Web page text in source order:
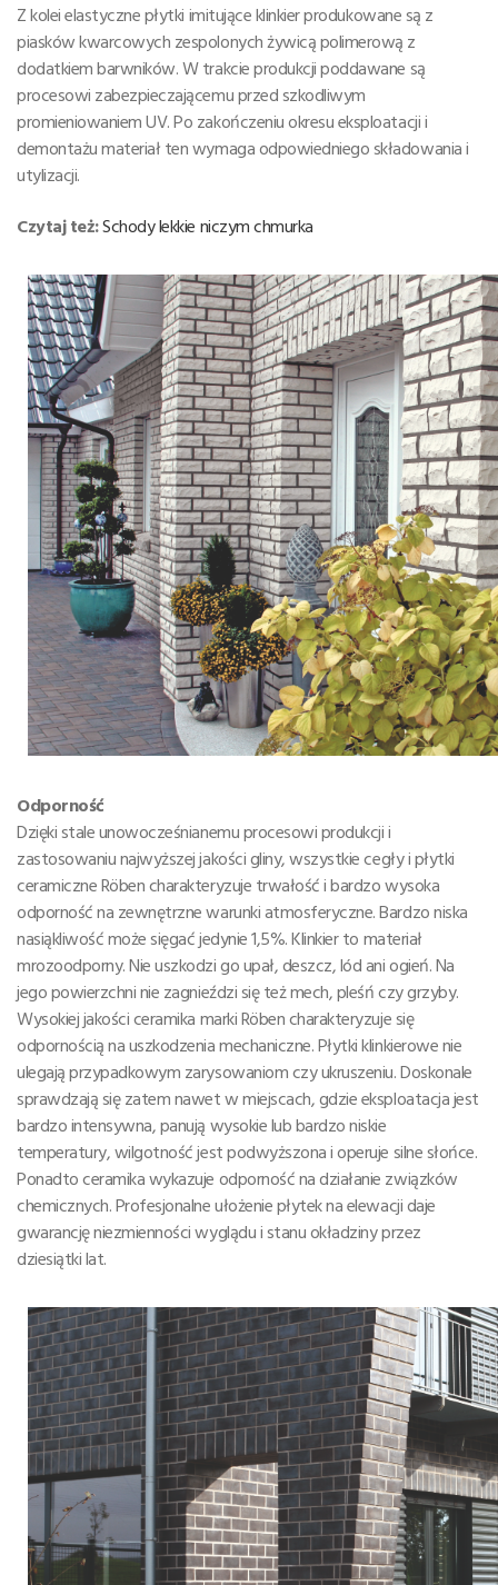
Z kolei elastyczne płytki imitujące klinkier produkowane są z
piasków kwarcowych zespolonych żywicą polimerową z
dodatkiem barwników. W trakcie produkcji poddawane są
procesowi zabezpieczającemu przed szkodliwym
promieniowaniem UV. Po zakończeniu okresu eksploatacji i
demontażu materiał ten wymaga odpowiedniego składowania i
utylizacji.
Czytaj też:Schody lekkie niczym chmurka
Odporność
Dzięki stale unowocześnianemu procesowi produkcji i
zastosowaniu najwyższej jakości gliny, wszystkie cegły i płytki
ceramiczne Röben charakteryzuje trwałość i bardzo wysoka
odporność na zewnętrzne warunki atmosferyczne. Bardzo niska
nasiąkliwość może sięgać jedynie 1,5%. Klinkier to materiał
mrozoodporny. Nie uszkodzi go upał, deszcz, lód ani ogień. Na
jego powierzchni nie zagnieździ się też mech, pleśń czy grzyby.
Wysokiej jakości ceramika marki Röben charakteryzuje się
odpornością na uszkodzenia mechaniczne. Płytki klinkierowe nie
ulegają przypadkowym zarysowaniom czy ukruszeniu. Doskonale
sprawdzają się zatem nawet w miejscach, gdzie eksploatacja jest
bardzo intensywna, panują wysokie lub bardzo niskie
temperatury, wilgotność jest podwyższona i operuje silne słońce.
Ponadto ceramika wykazuje odporność na działanie związków
chemicznych. Profesjonalne ułożenie płytek na elewacji daje
gwarancję niezmienności wyglądu i stanu okładziny przez
dziesiątki lat.